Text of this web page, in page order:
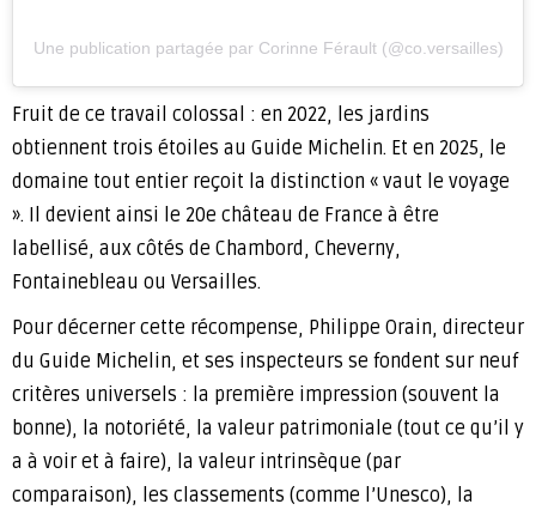
Une publication partagée par Corinne Férault (@co.versailles)
Fruit de ce travail colossal : en 2022, les jardins
obtiennent trois étoiles au Guide Michelin. Et en 2025, le
domaine tout entier reçoit la distinction « vaut le voyage
». Il devient ainsi le 20e château de France à être
labellisé, aux côtés de Chambord, Cheverny,
Fontainebleau ou Versailles.
Pour décerner cette récompense, Philippe Orain, directeur
du Guide Michelin, et ses inspecteurs se fondent sur neuf
critères universels : la première impression (souvent la
bonne), la notoriété, la valeur patrimoniale (tout ce qu’il y
a à voir et à faire), la valeur intrinsèque (par
comparaison), les classements (comme l’Unesco), la